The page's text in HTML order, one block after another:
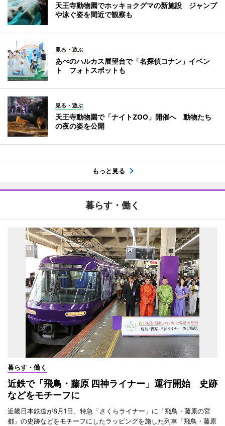
天王寺動物園でホッキョクグマの新施設 ジャンプ
や泳ぐ姿を間近で観察も
見る・遊ぶ
あべのハルカス展望台で「名探偵コナン」イベン
ト フォトスポットも
見る・遊ぶ
天王寺動物園で「ナイトZOO」開催へ 動物たち
の夜の姿を公開
もっと見る
暮らす・働く
暮らす・働く
近鉄で「飛鳥・藤原 四神ライナー」運行開始 史跡
などをモチーフに
近畿日本鉄道が8月1日、特急「さくらライナー」に「飛鳥・藤原の宮
都」の史跡などをモチーフにしたラッピングを施した列車「飛鳥・藤原